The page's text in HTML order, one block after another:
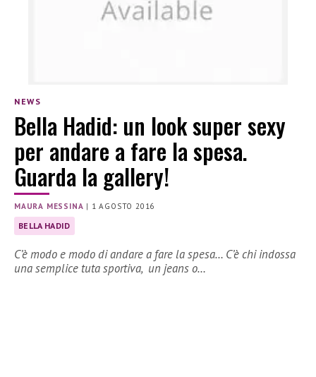
NEWS
Bella Hadid: un look super sexy
per andare a fare la spesa.
Guarda la gallery!
MAURA MESSINA | 1 AGOSTO 2016
BELLA HADID
C’è modo e modo di andare a fare la spesa… C’è chi indossa
una semplice tuta sportiva, un jeans o…